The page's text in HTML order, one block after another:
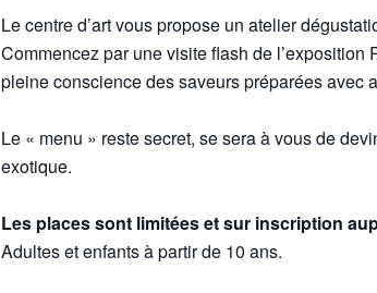
Le centre d’art vous propose un atelier
Commencez par une visite flash de
pleine conscience des saveurs préparées avec
Le « menu » reste secret, se sera à vous de
exotique.
Les places sont limitées et sur inscription
Adultes et enfants à partir de 10 ans.